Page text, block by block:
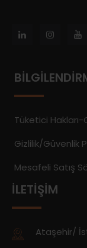
Tüketici
Gizlilik/Güvenlik
Mesafeli Satış
İLETIŞIM
Ataşehir/